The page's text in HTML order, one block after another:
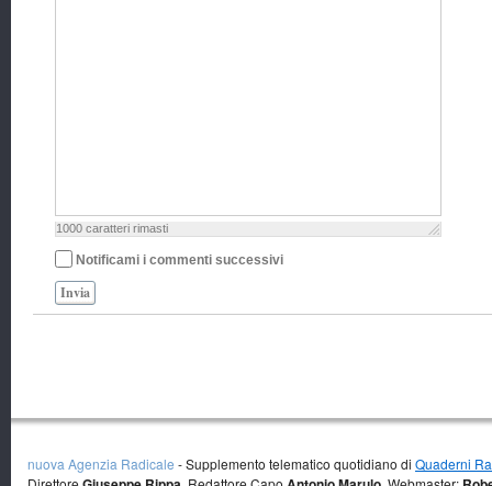
1000 caratteri rimasti
Notificami i commenti successivi
Invia
nuova Agenzia Radicale - Supplemento telematico quotidiano di Quaderni